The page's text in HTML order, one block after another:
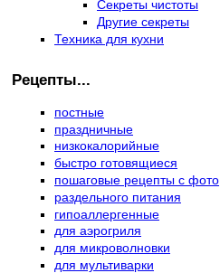
Секреты чистоты
Другие секреты
Техника для кухни
Рецепты...
постные
праздничные
низкокалорийные
быстро готовящиеся
пошаговые рецепты с фото
раздельного питания
гипоаллергенные
для аэрогриля
для микроволновки
для мультиварки